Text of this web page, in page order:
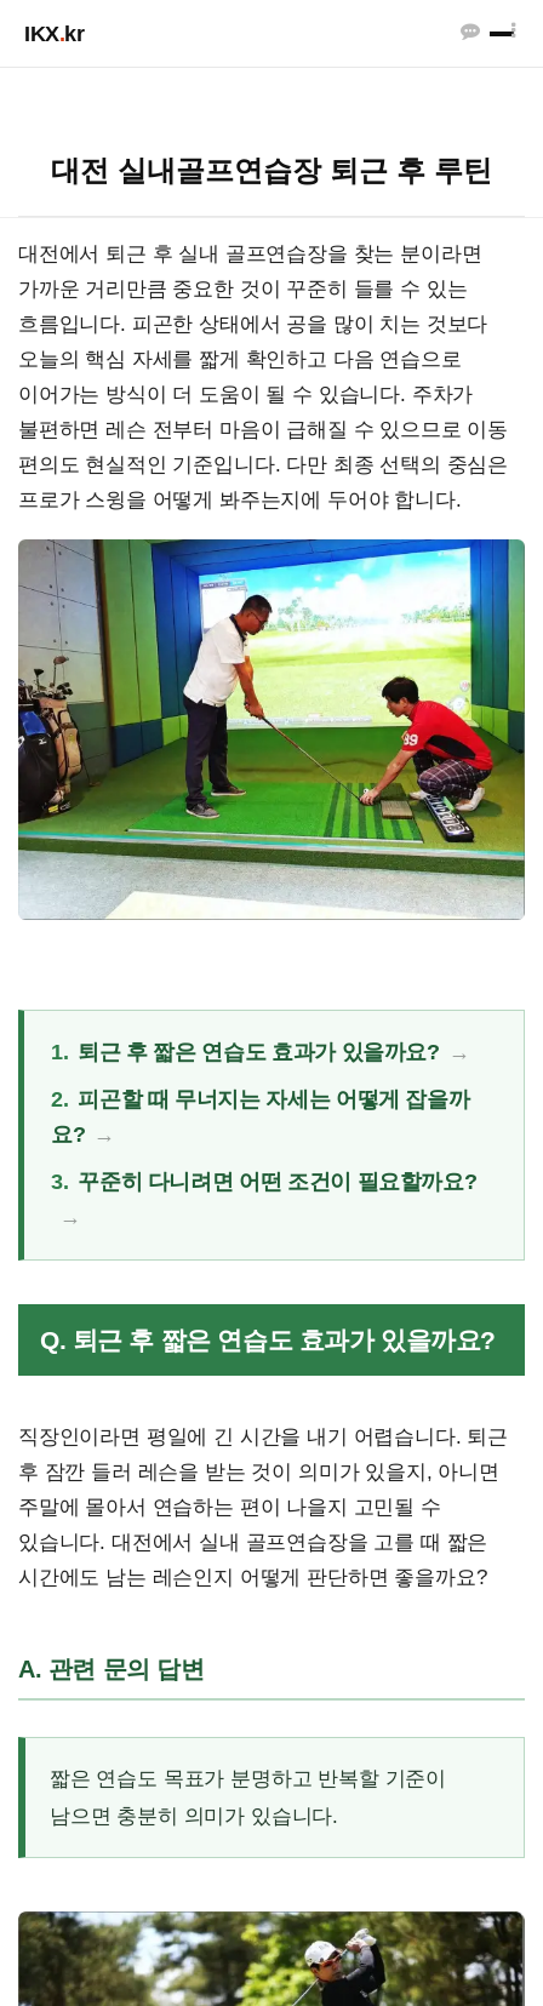
IKX.kr
대전 실내골프연습장 퇴근 후 루틴
대전에서 퇴근 후 실내 골프연습장을 찾는 분이라면
가까운 거리만큼 중요한 것이 꾸준히 들를 수 있는
흐름입니다. 피곤한 상태에서 공을 많이 치는 것보다
오늘의 핵심 자세를 짧게 확인하고 다음 연습으로
이어가는 방식이 더 도움이 될 수 있습니다. 주차가
불편하면 레슨 전부터 마음이 급해질 수 있으므로 이동
편의도 현실적인 기준입니다. 다만 최종 선택의 중심은
프로가 스윙을 어떻게 봐주는지에 두어야 합니다.
1. 퇴근 후 짧은 연습도 효과가 있을까요?
2. 피곤할 때 무너지는 자세는 어떻게 잡을까
요?
3. 꾸준히 다니려면 어떤 조건이 필요할까요?
Q. 퇴근 후 짧은 연습도 효과가 있을까요?
직장인이라면 평일에 긴 시간을 내기 어렵습니다. 퇴근
후 잠깐 들러 레슨을 받는 것이 의미가 있을지, 아니면
주말에 몰아서 연습하는 편이 나을지 고민될 수
있습니다. 대전에서 실내 골프연습장을 고를 때 짧은
시간에도 남는 레슨인지 어떻게 판단하면 좋을까요?
A. 관련 문의 답변
짧은 연습도 목표가 분명하고 반복할 기준이
남으면 충분히 의미가 있습니다.